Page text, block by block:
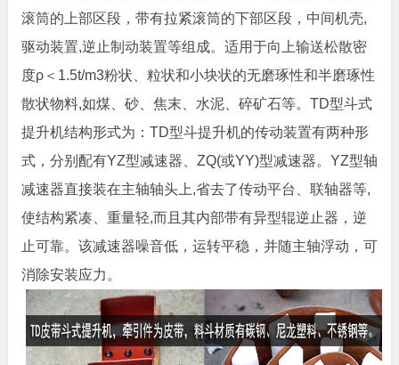
滚筒的上部区段，带有拉紧滚筒的下部区段，中间机壳,
驱动装置,逆止制动装置等组成。适用于向上输送松散密
度ρ＜1.5t/m3粉状、粒状和小块状的无磨琢性和半磨琢性
散状物料,如煤、砂、焦末、水泥、碎矿石等。TD型斗式
提升机结构形式为：TD型斗提升机的传动装置有两种形
式，分别配有YZ型减速器、ZQ(或YY)型减速器。YZ型轴
减速器直接装在主轴轴头上,省去了传动平台、联轴器等,
使结构紧凑、重量轻,而且其内部带有异型辊逆止器，逆
止可靠。该减速器噪音低，运转平稳，并随主轴浮动，可
消除安装应力。